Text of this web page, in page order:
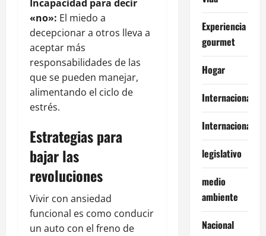
Incapacidad para decir
«no»: El miedo a
decepcionar a otros lleva a
aceptar más
responsabilidades de las
que se pueden manejar,
alimentando el ciclo de
estrés.
Estrategias para
bajar las
revoluciones
Vivir con ansiedad
funcional es como conducir
un auto con el freno de
Experiencia
gourmet
Hogar
Internacional
Internacionales
legislativo
medio
ambiente
Nacional